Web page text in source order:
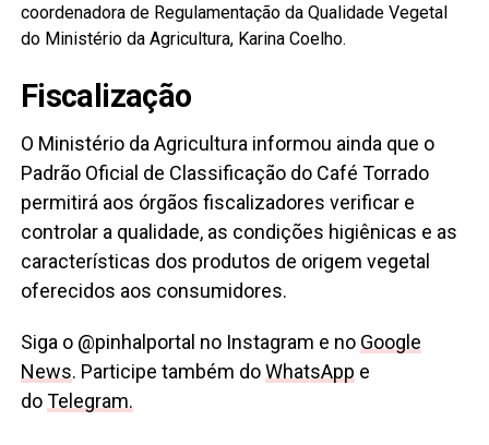
coordenadora de Regulamentação da Qualidade Vegetal
do Ministério da Agricultura, Karina Coelho.
Fiscalização
O Ministério da Agricultura informou ainda que o
Padrão Oficial de Classificação do Café Torrado
permitirá aos órgãos fiscalizadores verificar e
controlar a qualidade, as condições higiênicas e as
características dos produtos de origem vegetal
oferecidos aos consumidores.
Siga o @pinhalportal no Instagram e no Google
News. Participe também doWhatsApp e
doTelegram.